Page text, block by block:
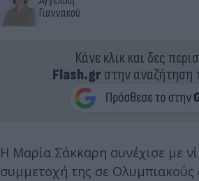
Γιαννακού
Κάνε κλικ και δες
Flash.grστην αναζήτηση
Η Μαρία Σάκκαρη συνέχισε με
συμμετοχή της σε